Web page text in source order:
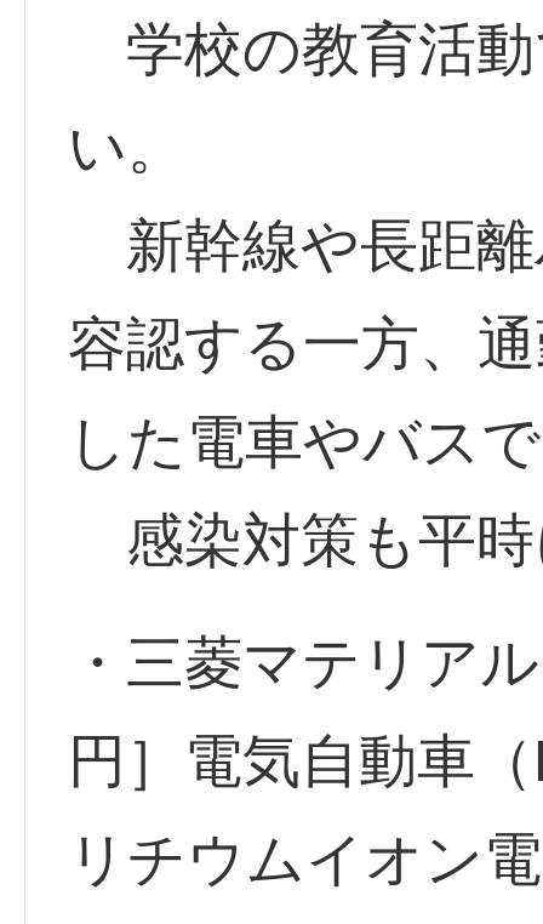
学校の教育活
い。
新幹線や長距
容認する一方、
した電車やバス
感染対策も平
・三菱マテリア
円］電気自動車
リチウムイオン